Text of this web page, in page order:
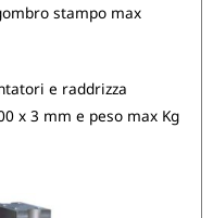
stampo max
e raddrizza
x 3 mm e peso max Kg